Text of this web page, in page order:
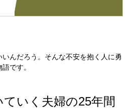
んだろう。そんな不安を抱く人に勇
です。
いく夫婦の25年間